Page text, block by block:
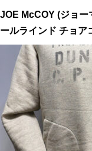
JOE McCOY (ジョー
ールラインド チョア